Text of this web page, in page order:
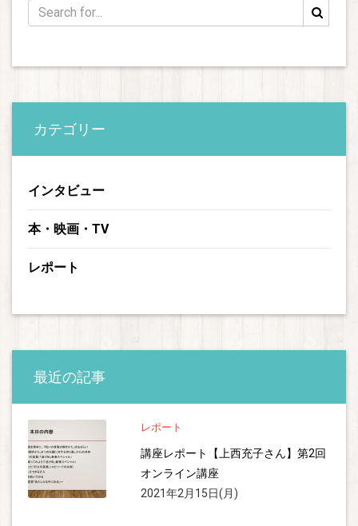
カテゴリー
インタビュー
本・映画・TV
レポート
最近の記事
レポート
講座レポート【上西充子さん】第2回
オンライン講座
2021年2月15日(月)